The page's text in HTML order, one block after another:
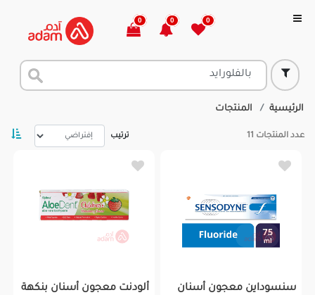
0
0
0
الرئيسية المنتجات
عدد المنتجات 11 ترتيب
سنسوداين معجون أسنان
ألودنت معجون أسنان بنكهة